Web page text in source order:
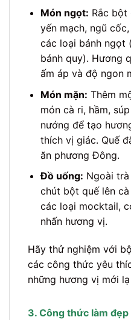
Món ngọt: Rắc bột
yến mạch, ngũ
các loại bánh ngọt
bánh quy). Hương
ấm áp và độ ngon
Món mặn: Thêm
món cà ri, hầm,
nướng để tạo
thích vị giác. Quế
ăn phương Đông.
Đồ uống: Ngoài
chút bột quế lên
các loại mocktail,
nhấn hương vị.
Hãy thử nghiệm với
các công thức yêu
những hương vị mới
3. Công thức làm